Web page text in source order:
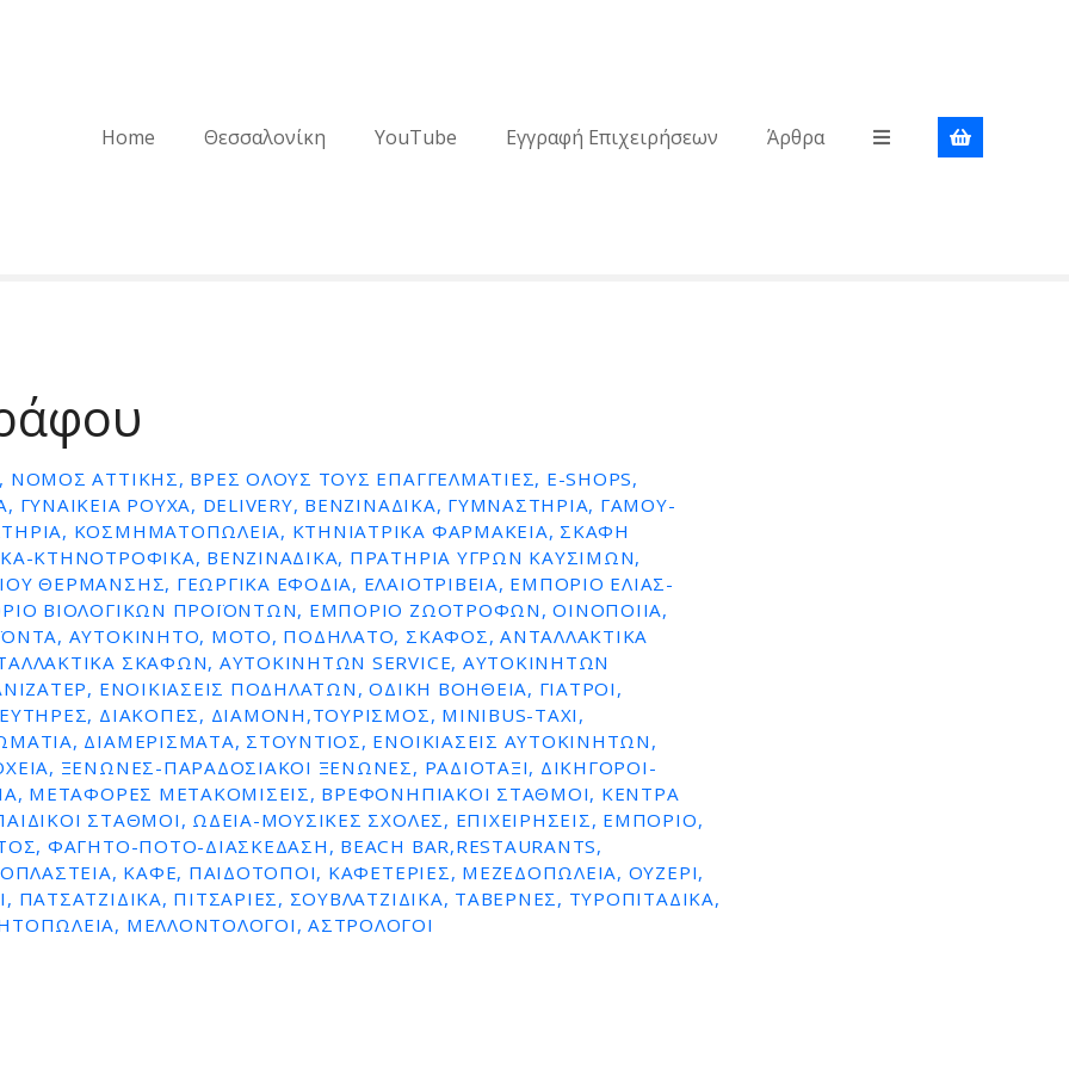
Home Θεσσαλονίκη YouTube Εγγραφή Επιχειρήσεων Άρθρα
ΑΤΤΙΚΉΣ, ΒΡΕΣ ΌΛΟΥΣ ΤΟΥΣ ΕΠΑΓΓΕΛΜΑΤΊΕΣ, E-SHOPS,
ΓΥΝΑΙΚΕΊΑ ΡΟΎΧΑ, DELIVERY, ΒΕΝΖΙΝΆΔΙΚΑ, ΓΥΜΝΑΣΤΉΡΙΑ, ΓΆΜΟΥ-
ΚΟΣΜΗΜΑΤΟΠΩΛΕΊΑ, ΚΤΗΝΙΑΤΡΙΚΆ ΦΑΡΜΑΚΕΊΑ, ΣΚΆΦΗ
ΚΤΗΝΟΤΡΟΦΙΚΆ, ΒΕΝΖΙΝΑΔΙΚΑ, ΠΡΑΤΗΡΙΑ ΥΓΡΩΝ ΚΑΥΣΙΜΩΝ,
ΘΕΡΜΑΝΣΗΣ, ΓΕΩΡΓΙΚΆ ΕΦΌΔΙΑ, ΕΛΑΙΟΤΡΙΒΕΊΑ, ΕΜΠΌΡΙΟ ΕΛΙΆΣ-
ΒΙΟΛΟΓΙΚΏΝ ΠΡΟΪΌΝΤΩΝ, ΕΜΠΌΡΙΟ ΖΩΟΤΡΟΦΏΝ, ΟΙΝΟΠΟΙΊΑ,
ΑΥΤΟΚΊΝΗΤΟ, ΜΌΤΟ, ΠΟΔΉΛΑΤΟ, ΣΚΆΦΟΣ, ΑΝΤΑΛΛΑΚΤΙΚΆ
ΣΚΑΦΏΝ, ΑΥΤΟΚΙΝΉΤΩΝ SERVICE, ΑΥΤΟΚΙΝΉΤΩΝ
ΕΝΟΙΚΙΆΣΕΙΣ ΠΟΔΗΛΆΤΩΝ, ΟΔΙΚΉ ΒΟΉΘΕΙΑ, ΓΙΑΤΡΟΊ,
ΔΙΑΚΟΠΈΣ, ΔΙΑΜΟΝΉ,ΤΟΥΡΙΣΜΌΣ, MINIBUS-TAXI,
ΔΙΑΜΕΡΊΣΜΑΤΑ, ΣΤΟΎΝΤΙΟΣ, ΕΝΟΙΚΙΆΣΕΙΣ ΑΥΤΟΚΙΝΉΤΩΝ,
ΞΕΝΏΝΕΣ-ΠΑΡΑΔΟΣΙΑΚΟΊ ΞΕΝΏΝΕΣ, ΡΑΔΙΟΤΑΞΊ, ΔΙΚΗΓΌΡΟΙ-
ΜΕΤΑΦΟΡΈΣ ΜΕΤΑΚΟΜΊΣΕΙΣ, ΒΡΕΦΟΝΗΠΙΑΚΟΊ ΣΤΑΘΜΟΊ, ΚΈΝΤΡΑ
ΣΤΑΘΜΟΊ, ΩΔΕΊΑ-ΜΟΥΣΙΚΈΣ ΣΧΟΛΈΣ, ΕΠΙΧΕΙΡΉΣΕΙΣ, ΕΜΠΌΡΙΟ,
ΦΑΓΗΤΌ-ΠΟΤΌ-ΔΙΑΣΚΈΔΑΣΗ, BEACH BAR,RESTAURANTS,
ΚΑΦΈ, ΠΑΙΔΌΤΟΠΟΙ, ΚΑΦΕΤΈΡΙΕΣ, ΜΕΖΕΔΟΠΩΛΕΊΑ, ΟΥΖΕΡΊ,
ΠΙΤΣΑΡΊΕΣ, ΣΟΥΒΛΑΤΖΊΔΙΚΑ, ΤΑΒΈΡΝΕΣ, ΤΥΡΟΠΙΤΆΔΙΚΑ,
ΜΕΛΛΟΝΤΟΛΟΓΟΙ, ΑΣΤΡΟΛΌΓΟΙ